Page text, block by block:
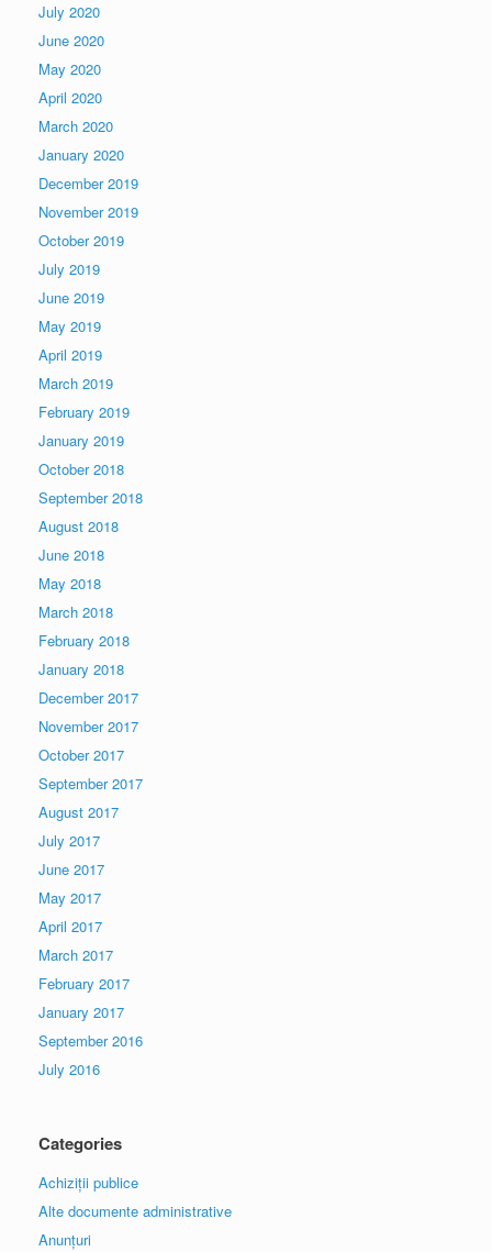
July 2020
June 2020
May 2020
April 2020
March 2020
January 2020
December 2019
November 2019
October 2019
July 2019
June 2019
May 2019
April 2019
March 2019
February 2019
January 2019
October 2018
September 2018
August 2018
June 2018
May 2018
March 2018
February 2018
January 2018
December 2017
November 2017
October 2017
September 2017
August 2017
July 2017
June 2017
May 2017
April 2017
March 2017
February 2017
January 2017
September 2016
July 2016
Categories
Achiziții publice
Alte documente administrative
Anunțuri